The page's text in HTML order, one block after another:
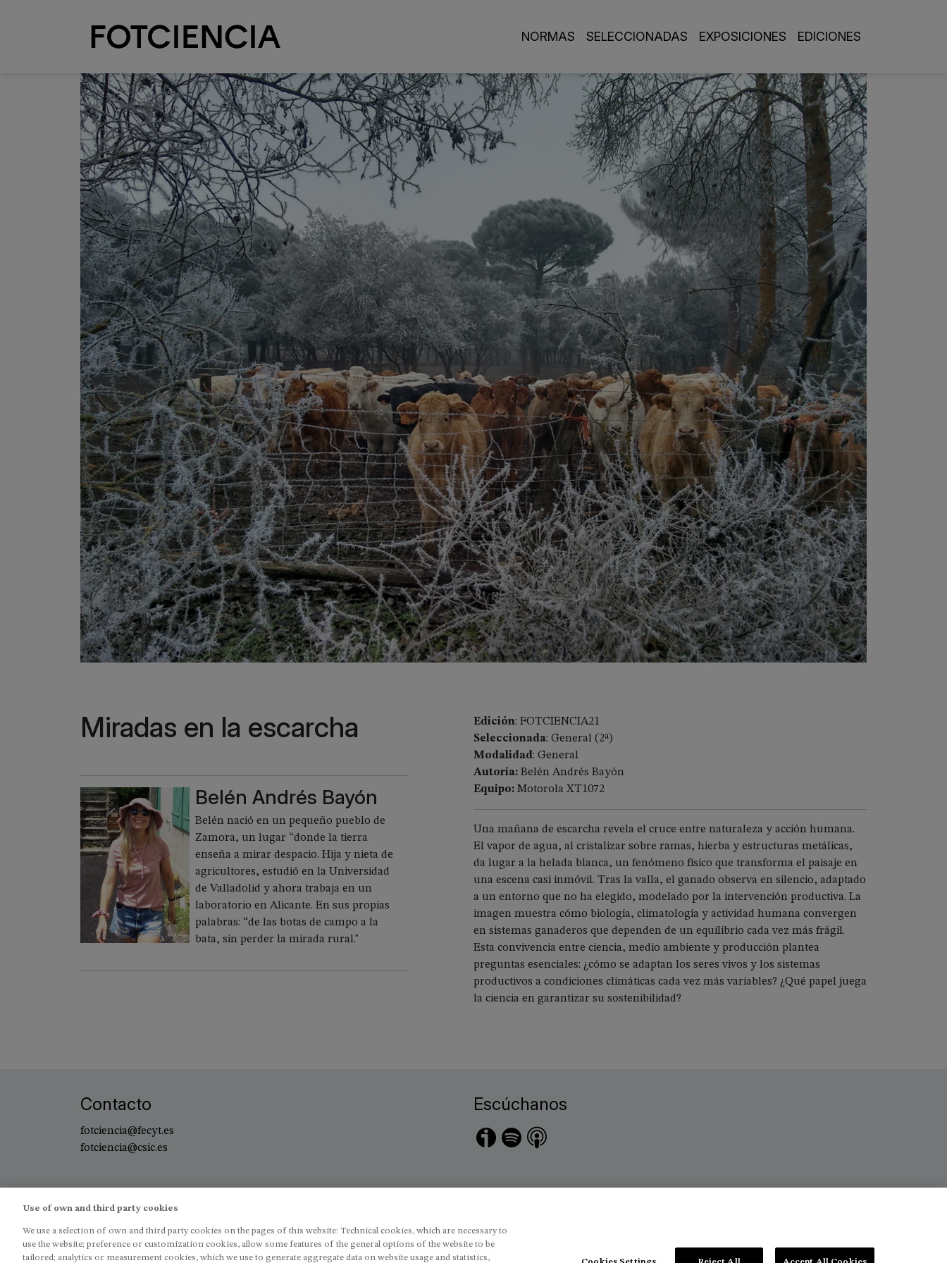
Navegación principal
NORMAS SELECCIONADAS EXPOSICIONES EDICIONES
Miradas en la escarcha
Belén Andrés Bayón
Belén nació en un pequeño pueblo de
Zamora, un lugar “donde la tierra
enseña a mirar despacio. Hija y nieta de
agricultores, estudió en la Universidad
de Valladolid y ahora trabaja en un
laboratorio en Alicante. En sus propias
palabras: “de las botas de campo a la
bata, sin perder la mirada rural."
Edición: FOTCIENCIA21
Seleccionada: General (2ª)
Modalidad: General
Autoría: Belén Andrés Bayón
Equipo: Motorola XT1072
Una mañana de escarcha revela el cruce entre naturaleza y acción humana.
El vapor de agua, al cristalizar sobre ramas, hierba y estructuras metálicas,
da lugar a la helada blanca, un fenómeno físico que transforma el paisaje en
una escena casi inmóvil. Tras la valla, el ganado observa en silencio, adaptado
a un entorno que no ha elegido, modelado por la intervención productiva. La
imagen muestra cómo biología, climatología y actividad humana convergen
en sistemas ganaderos que dependen de un equilibrio cada vez más frágil.
Esta convivencia entre ciencia, medio ambiente y producción plantea
preguntas esenciales: ¿cómo se adaptan los seres vivos y los sistemas
productivos a condiciones climáticas cada vez más variables? ¿Qué papel juega
la ciencia en garantizar su sostenibilidad?
Contacto
fotciencia@fecyt.es
fotciencia@csic.es
Escúchanos
ImagenImagenImagen
Use of own and third party cookies
We use a selection of own and third party cookies on the pages of this website: Technical cookies, which are necessary to
use the website; preference or customization cookies, allow some features of the general options of the website to be
tailored; analytics or measurement cookies, which we use to generate aggregate data on website usage and statistics,